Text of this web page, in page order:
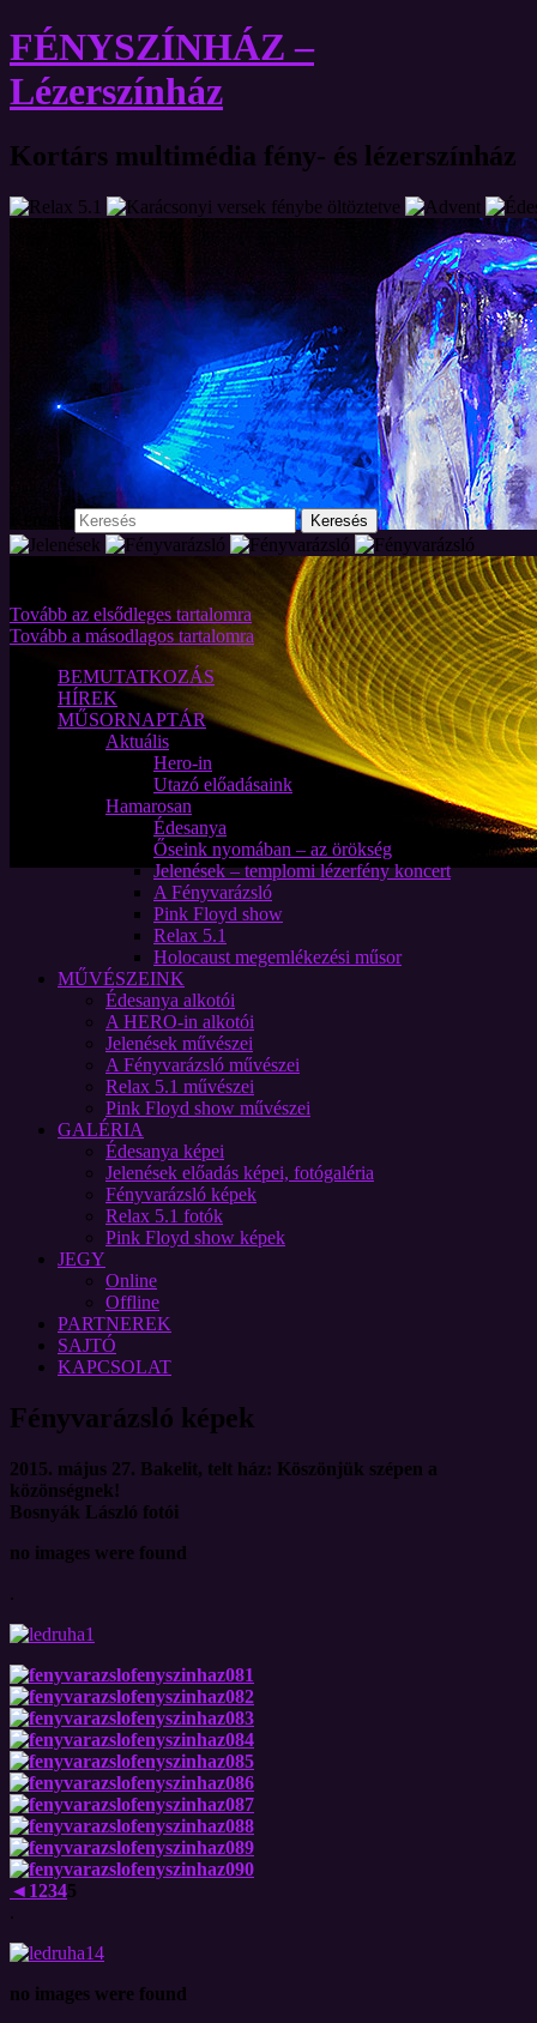
FÉNYSZÍNHÁZ –
Lézerszínház
Kortárs multimédia fény- és lézerszínház
Keresés
Tovább az elsődleges tartalomra
Tovább a másodlagos tartalomra
BEMUTATKOZÁS
HÍREK
MŰSORNAPTÁR
Aktuális
Hero-in
Utazó előadásaink
Hamarosan
Édesanya
Őseink nyomában – az örökség
Jelenések – templomi lézerfény koncert
A Fényvarázsló
Pink Floyd show
Relax 5.1
Holocaust megemlékezési műsor
MŰVÉSZEINK
Édesanya alkotói
A HERO-in alkotói
Jelenések művészei
A Fényvarázsló művészei
Relax 5.1 művészei
Pink Floyd show művészei
GALÉRIA
Édesanya képei
Jelenések előadás képei, fotógaléria
Fényvarázsló képek
Relax 5.1 fotók
Pink Floyd show képek
JEGY
Online
Offline
PARTNEREK
SAJTÓ
KAPCSOLAT
Fényvarázsló képek
2015. május 27. Bakelit, telt ház: Köszönjük szépen a
közönségnek!
Bosnyák László fotói
no images were found
.
◄ 12345
.
no images were found